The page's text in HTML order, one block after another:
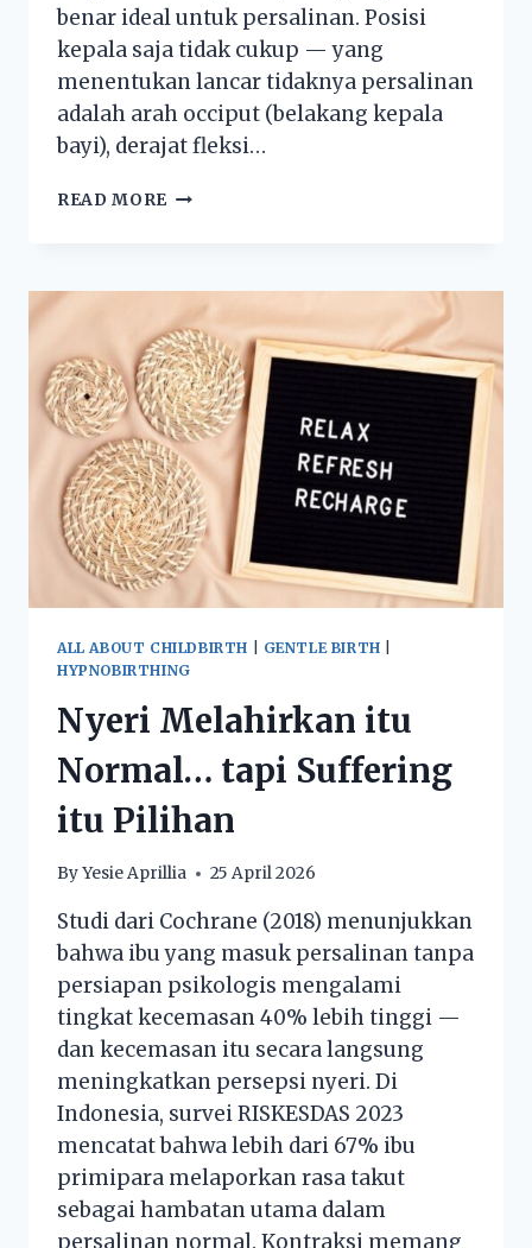
benar ideal untuk persalinan. Posisi
kepala saja tidak cukup — yang
menentukan lancar tidaknya persalinan
adalah arah occiput (belakang kepala
bayi), derajat fleksi…
READ MORE
ALL ABOUT CHILDBIRTH GENTLE BIRTH
HYPNOBIRTHING
Nyeri Melahirkan itu
Normal… tapi Suffering
itu Pilihan
ByYesie Aprillia 25 April 2026
Studi dari Cochrane (2018) menunjukkan
bahwa ibu yang masuk persalinan tanpa
persiapan psikologis mengalami
tingkat kecemasan 40% lebih tinggi —
dan kecemasan itu secara langsung
meningkatkan persepsi nyeri. Di
Indonesia, survei RISKESDAS 2023
mencatat bahwa lebih dari 67% ibu
primipara melaporkan rasa takut
sebagai hambatan utama dalam
persalinan normal. Kontraksi memang